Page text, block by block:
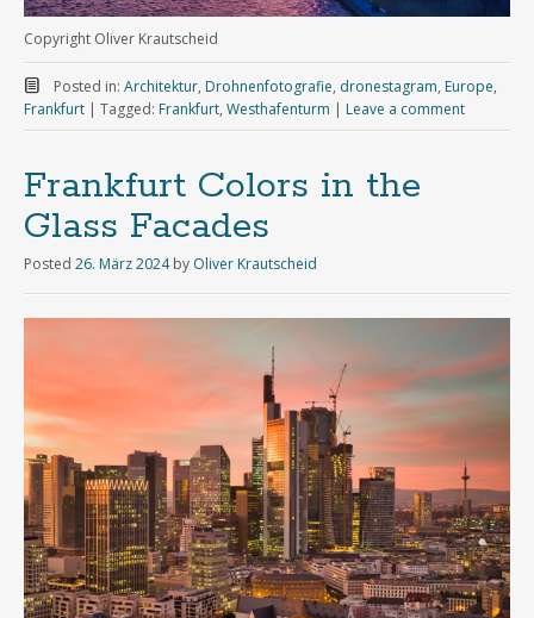
Copyright Oliver Krautscheid
Posted in: Architektur, Drohnenfotografie, dronestagram, Europe,
Frankfurt | Tagged: Frankfurt, Westhafenturm | Leave a comment
Frankfurt Colors in the
Glass Facades
Posted 26. März 2024 by Oliver Krautscheid